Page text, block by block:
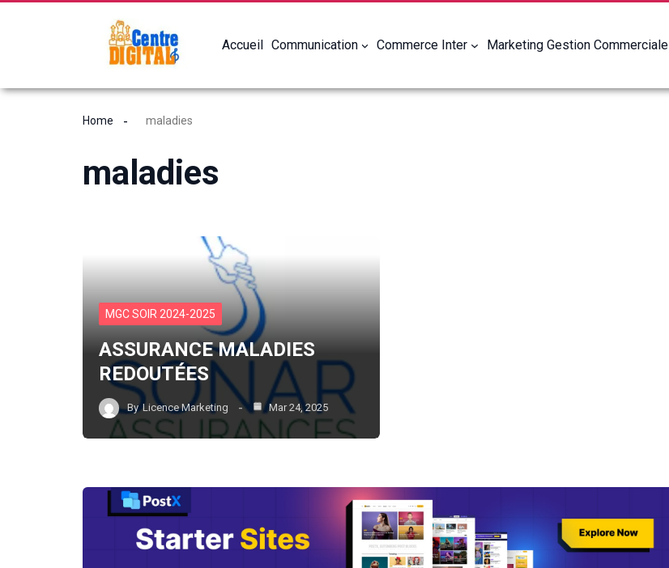
Accueil Communication Commerce Inter Marketing Gestion Commerciale
Home maladies
maladies
MGC SOIR 2024-2025
ASSURANCE MALADIES
REDOUTÉES
By Licence Marketing Mar 24, 2025